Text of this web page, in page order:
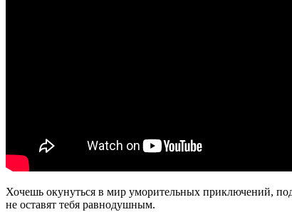
Хочешь окунуться в мир уморительных приключений,
не оставят тебя равнодушным.